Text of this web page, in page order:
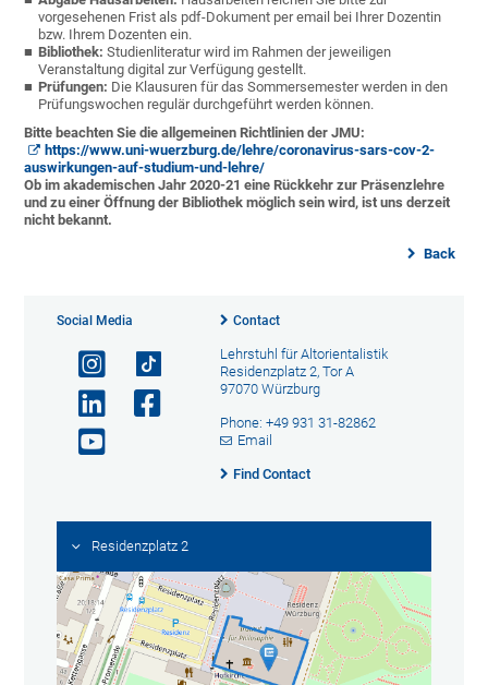
vorgesehenen Frist als pdf-Dokument per email bei Ihrer Dozentin
bzw. Ihrem Dozenten ein.
Bibliothek: Studienliteratur wird im Rahmen der jeweiligen
Veranstaltung digital zur Verfügung gestellt.
Prüfungen: Die Klausuren für das Sommersemester werden in den
Prüfungswochen regulär durchgeführt werden können.
Bitte beachten Sie die allgemeinen Richtlinien der JMU:
https://www.uni-wuerzburg.de/lehre/coronavirus-sars-cov-2-
auswirkungen-auf-studium-und-lehre/
Ob im akademischen Jahr 2020-21 eine Rückkehr zur Präsenzlehre
und zu einer Öffnung der Bibliothek möglich sein wird, ist uns derzeit
nicht bekannt.
Back
Social Media Contact
Lehrstuhl für Altorientalistik
Residenzplatz 2, Tor A
97070 Würzburg
Phone: +49 931 31-82862
Email
Find Contact
Residenzplatz 2